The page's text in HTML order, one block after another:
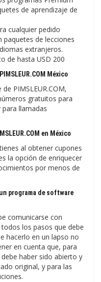
de aprendizaje de
cualquier pedido
paquetes de lecciones
extranjeros.
de hasta USD 200
México
PIMSLEUR.COM,
gratuitos para
para llamadas
en México
al obtener cupones
la opción de enriquecer
por menos de
programa de software
comunicarse con
los pasos que debe
hacerlo en un lapso no
en cuenta que, para
haber sido abierto y
original, y para las